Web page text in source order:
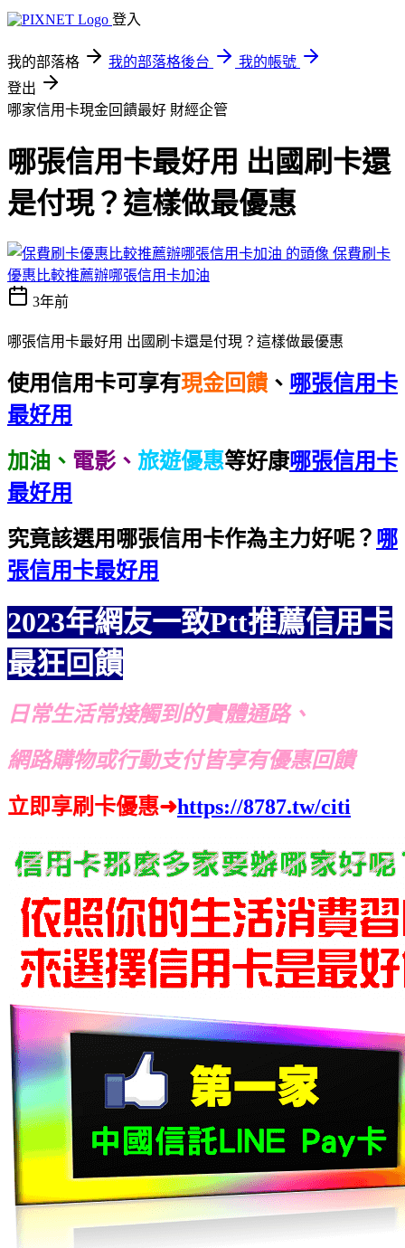
登入
我的部落格 我的部落格後台
我的帳號
登出
哪家信用卡現金回饋最好 財經企管
哪張信用卡最好用 出國刷卡還
是付現？這樣做最優惠
保費刷卡
優惠比較推薦辦哪張信用卡加油
3年前
哪張信用卡最好用 出國刷卡還是付現？這樣做最優惠
使用信用卡可享有現金回饋 、 哪張信用卡
最好用
加油、 電影、 旅遊優惠等好康哪張信用卡
最好用
究竟該選用哪張信用卡作為主力好呢？ 哪
張信用卡最好用
2023年網友一致Ptt推薦信用卡
最狂回饋
日常生活常接觸到的實體通路、
網路購物或行動支付皆享有優惠回饋
立即享刷卡優惠➜https://8787.tw/citi